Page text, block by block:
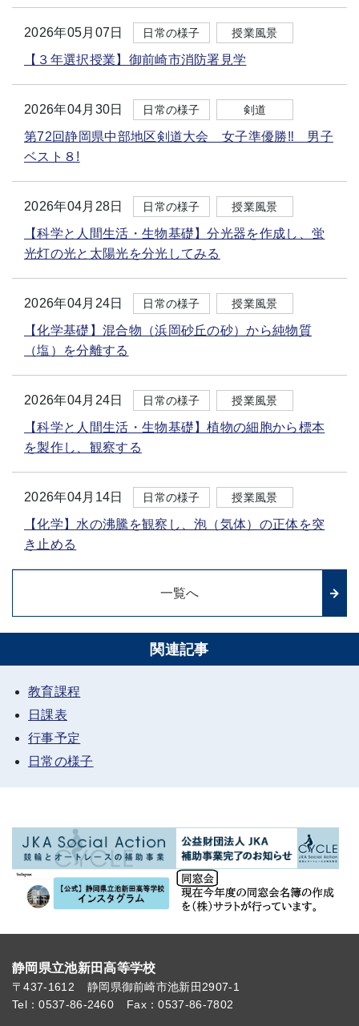
2026年05月07日 日常の様子 授業風景
【３年選択授業】御前崎市消防署見学
2026年04月30日 日常の様子 剣道
第72回静岡県中部地区剣道大会 女子準優勝‼ 男子
ベスト８!
2026年04月28日 日常の様子 授業風景
【科学と人間生活・生物基礎】分光器を作成し、蛍
光灯の光と太陽光を分光してみる
2026年04月24日 日常の様子 授業風景
【化学基礎】混合物（浜岡砂丘の砂）から純物質
（塩）を分離する
2026年04月24日 日常の様子 授業風景
【科学と人間生活・生物基礎】植物の細胞から標本
を製作し、観察する
2026年04月14日 日常の様子 授業風景
【化学】水の沸騰を観察し、泡（気体）の正体を突
き止める
一覧へ
関連記事
教育課程
日課表
行事予定
日常の様子
静岡県立池新田高等学校
〒437-1612
静岡県御前崎市池新田2907-1
Tel：0537-86-2460
Fax：0537-86-7802